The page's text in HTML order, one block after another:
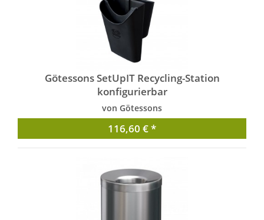
Götessons SetUpIT Recycling-Station
konfigurierbar
von Götessons
116,60 € *